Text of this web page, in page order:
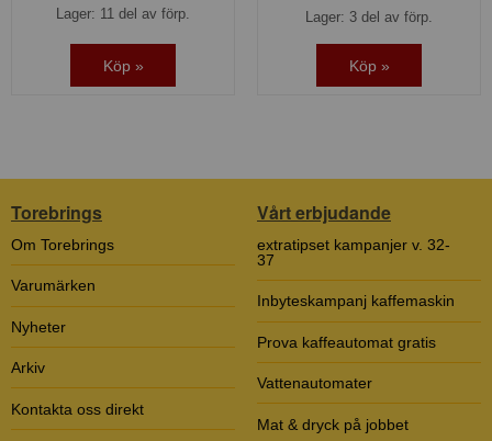
Lager: 11 del av förp.
Köp »
Lager: 3 del av förp.
Köp »
Torebrings
Om Torebrings
Varumärken
Nyheter
Arkiv
Kontakta oss direkt
Vårt erbjudande
extratipset kampanjer v. 32-
37
Inbyteskampanj kaffemaskin
Prova kaffeautomat gratis
Vattenautomater
Mat & dryck på jobbet